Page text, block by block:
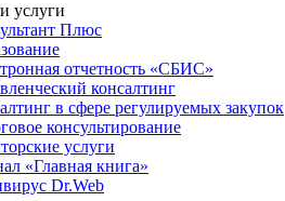
услуги
Плюс
отчетность «СБИС»
консалтинг
в сфере регулируемых закупок
консультирование
услуги
«Главная книга»
Dr.Web